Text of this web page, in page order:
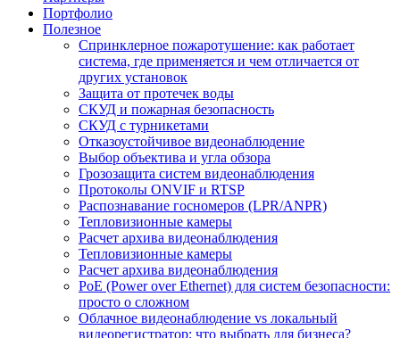
Портфолио
Полезное
Спринклерное пожаротушение: как работает
система, где применяется и чем отличается от
других установок
Защита от протечек воды
СКУД и пожарная безопасность
СКУД с турникетами
Отказоустойчивое видеонаблюдение
Выбор объектива и угла обзора
Грозозащита систем видеонаблюдения
Протоколы ONVIF и RTSP
Распознавание госномеров (LPR/ANPR)
Тепловизионные камеры
Расчет архива видеонаблюдения
Тепловизионные камеры
Расчет архива видеонаблюдения
PoE (Power over Ethernet) для систем безопасности:
просто о сложном
Облачное видеонаблюдение vs локальный
видеорегистратор: что выбрать для бизнеса?